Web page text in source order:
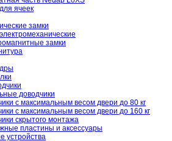
ячеек
замки
замки
доводчики
с максимальным весом двери до 80 кг
с максимальным весом двери до 160 кг
скрытого монтажа
пластины и аксессуары
устройства